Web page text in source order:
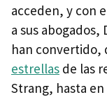
acceden, y con
a sus
han convertido,
estrellas de las
Strang, hasta